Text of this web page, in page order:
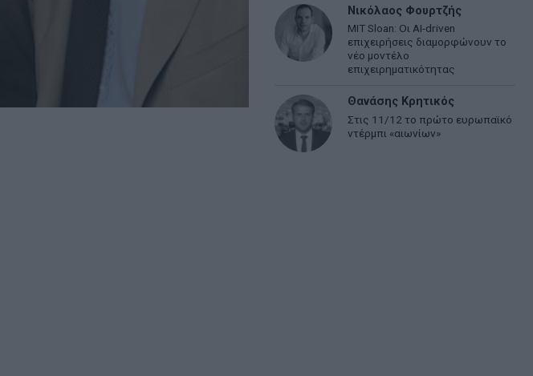
Νικόλαος Φουρτζής
MIT Sloan: Οι AI-driven
επιχειρήσεις διαμορφώνουν το
νέο μοντέλο
επιχειρηματικότητας
Θανάσης Κρητικός
Στις 11/12 το πρώτο ευρωπαϊκό
ντέρμπι «αιωνίων»